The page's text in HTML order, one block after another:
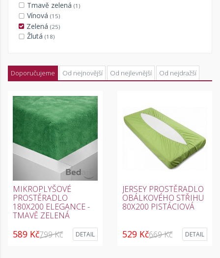
Tmavě zelená (1)
Vínová (15)
Zelená (25)
Žlutá (18)
Doporučujeme Od nejnovější Od nejlevnější Od nejdražší
MIKROPLYŠOVÉ
PROSTĚRADLO
180X200 ELEGANCE -
TMAVĚ ZELENÁ
589 Kč799 Kč DETAIL
JERSEY PROSTĚRADLO
OBÁLKOVÉHO STŘIHU
80X200 PISTÁCIOVÁ
529 Kč669 Kč DETAIL